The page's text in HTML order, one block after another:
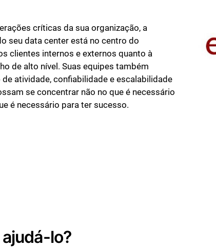
críticas da sua organização, a
seu data center está no centro do
clientes internos e externos quanto à
de alto nível. Suas equipes também
atividade, confiabilidade e escalabilidade
se concentrar não no que é necessário
é necessário para ter sucesso.
lo?